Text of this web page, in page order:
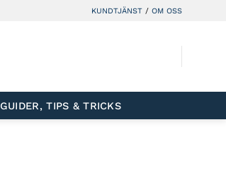
KUNDTJÄNST / OM OSS
GUIDER, TIPS & TRICKS